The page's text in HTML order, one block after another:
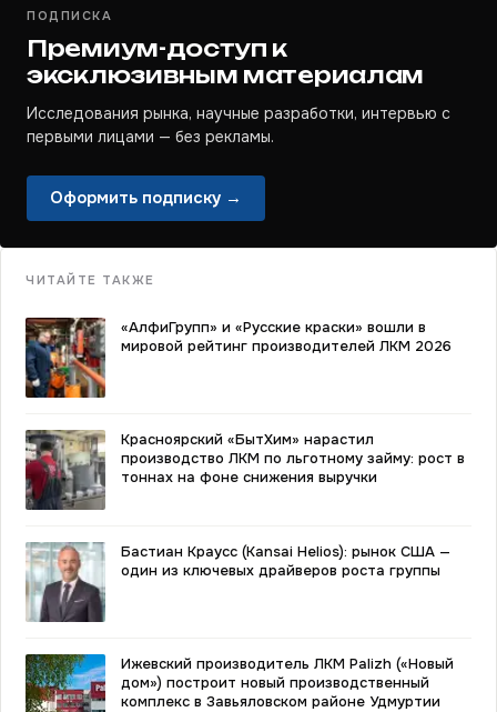
ПОДПИСКА
Премиум-доступ к
эксклюзивным материалам
Исследования рынка, научные разработки, интервью с
первыми лицами — без рекламы.
Оформить подписку →
ЧИТАЙТЕ ТАКЖЕ
«АлфиГрупп» и «Русские краски» вошли в
мировой рейтинг производителей ЛКМ 2026
Красноярский «БытХим» нарастил
производство ЛКМ по льготному займу: рост в
тоннах на фоне снижения выручки
Бастиан Краусс (Kansai Helios): рынок США —
один из ключевых драйверов роста группы
Ижевский производитель ЛКМ Palizh («Новый
дом») построит новый производственный
комплекс в Завьяловском районе Удмуртии